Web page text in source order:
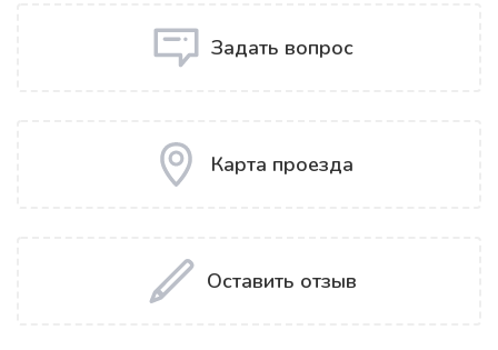
Задать вопрос
Карта проезда
Оставить отзыв